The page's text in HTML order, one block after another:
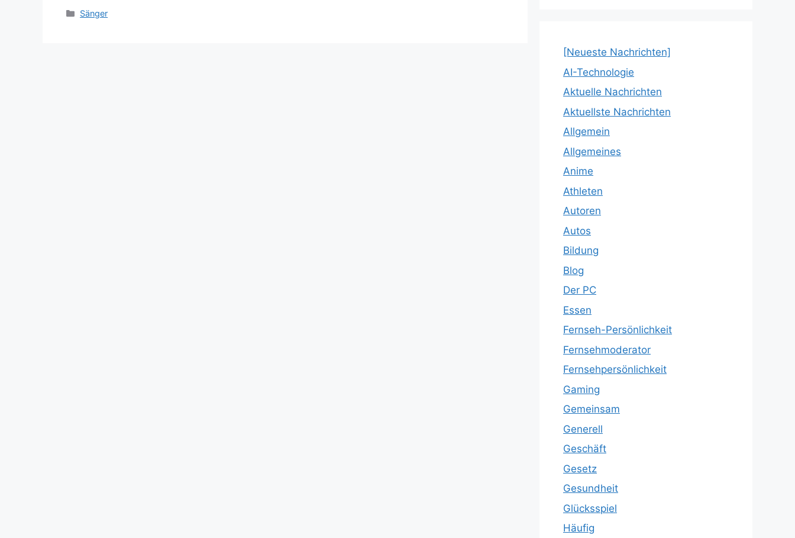
Categories
Sänger
[Neueste Nachrichten]
AI-Technologie
Aktuelle Nachrichten
Aktuellste Nachrichten
Allgemein
Allgemeines
Anime
Athleten
Autoren
Autos
Bildung
Blog
Der PC
Essen
Fernseh-Persönlichkeit
Fernsehmoderator
Fernsehpersönlichkeit
Gaming
Gemeinsam
Generell
Geschäft
Gesetz
Gesundheit
Glücksspiel
Häufig